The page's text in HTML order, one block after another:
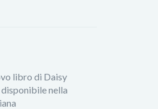
libro di Daisy
nella